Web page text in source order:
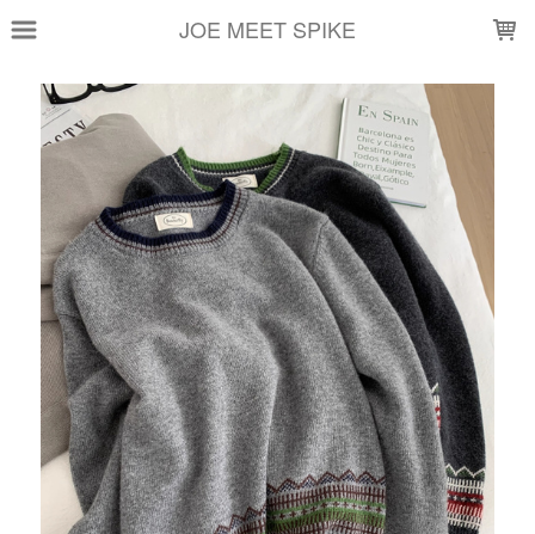
JOE MEET SPIKE